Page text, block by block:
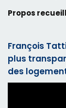
Propos
François
plus
des